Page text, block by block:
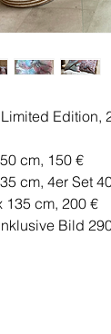
Edition,
cm, 150 €
cm, 4er Set
135 cm, 200 €
Bild